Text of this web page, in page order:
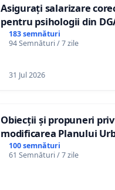
Asigurați salarizare
pentru psihologii din
spitale
183 semnături
94 Semnături / 7 zile
31 Jul 2026
Obiecții și propuneri
modificarea Planului
General al orașului
100 semnături
61 Semnături / 7 zile